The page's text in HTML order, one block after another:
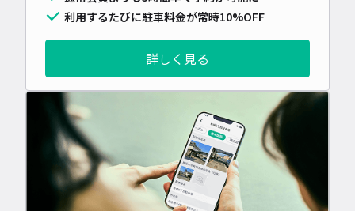
利用するたびに駐車料金が常時10%OFF
詳しく見る